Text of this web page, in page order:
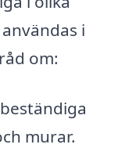
i
om:
murar.